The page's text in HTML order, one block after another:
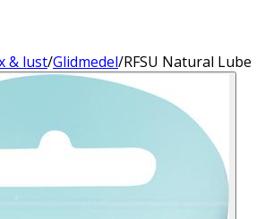
& lust/Glidmedel/RFSU Natural Lube